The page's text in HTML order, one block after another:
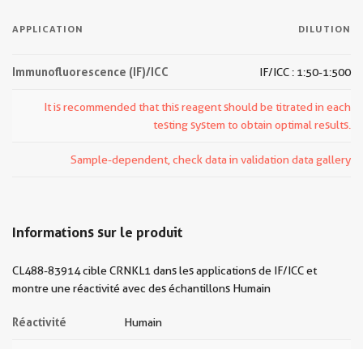
APPLICATION DILUTION
Immunofluorescence (IF)/ICC IF/ICC : 1:50-1:500
It is recommended that this reagent should be titrated in each
testing system to obtain optimal results.
Sample-dependent, check data in validation data gallery
Informations sur le produit
CL488-83914 cible CRNKL1 dans les applications de IF/ICC et
montre une réactivité avec des échantillons Humain
Réactivité Humain